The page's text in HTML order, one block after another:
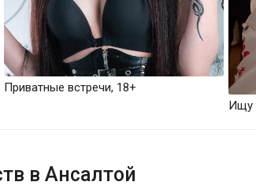
Приватные встречи, 18+
Ищу
в Ансалтой